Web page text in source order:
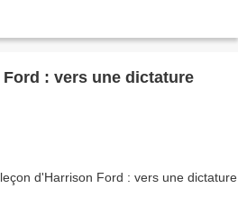
: vers une dictature